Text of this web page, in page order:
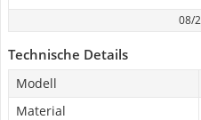
08/
Technische Details
Modell
Material